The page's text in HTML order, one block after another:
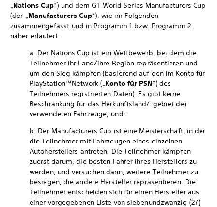
„Nations Cup“) und dem GT World Series Manufacturers Cup
(der „Manufacturers Cup“), wie im Folgenden
zusammengefasst und in Programm 1 bzw. Programm 2
näher erläutert:
a. Der Nations Cup ist ein Wettbewerb, bei dem die
Teilnehmer ihr Land/ihre Region repräsentieren und
um den Sieg kämpfen (basierend auf den im Konto für
PlayStation™Network („Konto für PSN”) des
Teilnehmers registrierten Daten). Es gibt keine
Beschränkung für das Herkunftsland/-gebiet der
verwendeten Fahrzeuge; und:
b. Der Manufacturers Cup ist eine Meisterschaft, in der
die Teilnehmer mit Fahrzeugen eines einzelnen
Autoherstellers antreten. Die Teilnehmer kämpfen
zuerst darum, die besten Fahrer ihres Herstellers zu
werden, und versuchen dann, weitere Teilnehmer zu
besiegen, die andere Hersteller repräsentieren. Die
Teilnehmer entscheiden sich für einen Hersteller aus
einer vorgegebenen Liste von siebenundzwanzig (27)